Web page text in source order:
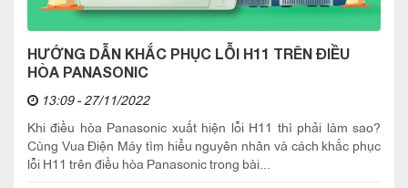
HƯỚNG DẪN KHẮC PHỤC LỖI H11 TRÊN ĐIỀU
HÒA PANASONIC
13:09 - 27/11/2022
Khi điều hòa Panasonic xuất hiện lỗi H11 thì phải làm sao?
Cùng Vua Điện Máy tìm hiểu nguyên nhân và cách khắc phục
lỗi H11 trên điều hòa Panasonic trong bài...